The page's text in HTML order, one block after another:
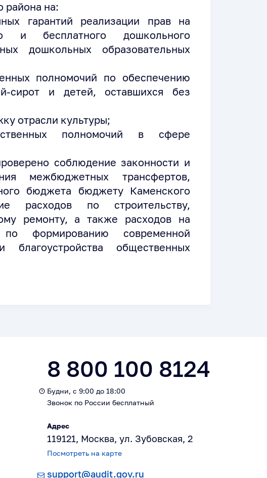
района на:
гарантий реализации прав на
и бесплатного дошкольного
дошкольных образовательных
полномочий по обеспечению
сирот и детей, оставшихся без
отрасли культуры;
полномочий в сфере
соблюдение законности и
межбюджетных трансфертов,
бюджета бюджету Каменского
расходов по строительству,
ремонту, а также расходов на
формированию современной
общественных
8 800 100 8124
Будни, с 9:00 до 18:00
Звонок по России бесплатный
Адрес
119121, Москва, ул. Зубовская, 2
Посмотреть на карте
support@audit.gov.ru